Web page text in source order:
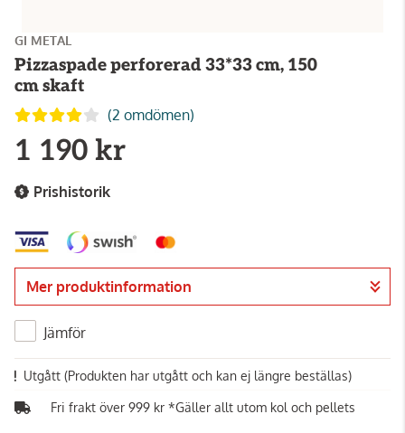
GI METAL
Pizzaspade perforerad 33*33 cm, 150
cm skaft
(2 omdömen)
1 190 kr
Prishistorik
Mer produktinformation
Jämför
Utgått (Produkten har utgått och kan ej längre beställas)
Fri frakt över 999 kr *Gäller allt utom kol och pellets